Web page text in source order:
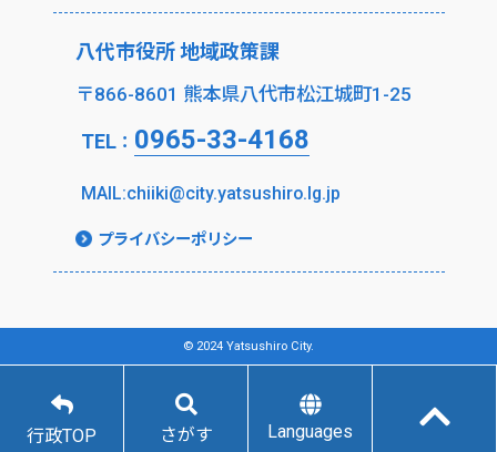
八代市役所 地域政策課
〒866-8601 熊本県八代市松江城町1-25
TEL： 0965-33-4168
MAIL:chiiki@city.yatsushiro.lg.jp
プライバシーポリシー
© 2024 Yatsushiro City.
行政TOP さがす Languages